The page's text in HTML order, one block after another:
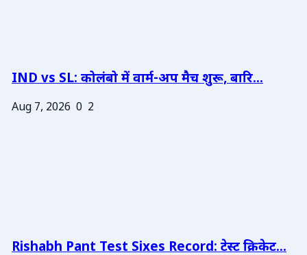
IND vs SL: कोलंबो में वार्म-अप मैच शुरू, बारि...
Aug 7, 2026 0 2
Rishabh Pant Test Sixes Record: टेस्ट क्रिकेट...